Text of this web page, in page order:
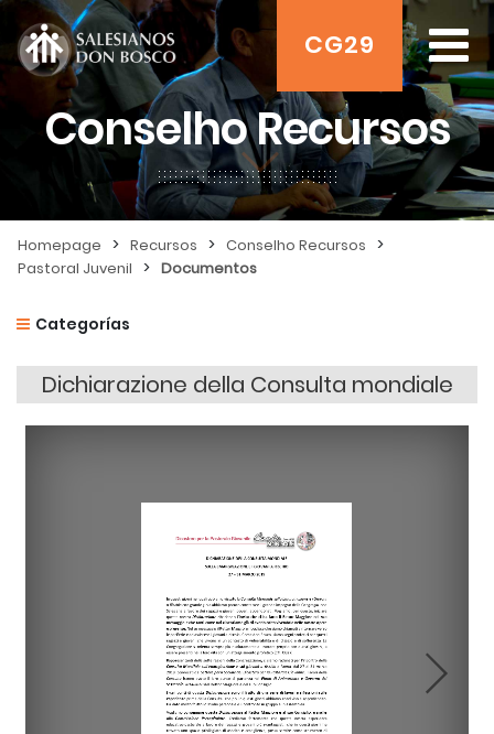
CG29
Conselho Recursos
Homepage > Recursos > Conselho Recursos >
Pastoral Juvenil > Documentos
Categorías
Dichiarazione della Consulta mondiale